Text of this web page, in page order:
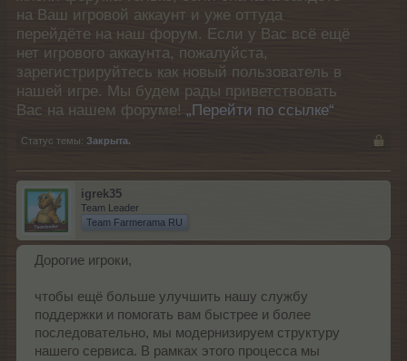
на Ваш игровой аккаунт и уже оттуда
перейдёте на наш форум. Если у Вас всё ещё
нет игрового аккаунта, пожалуйста,
зарегистрируйтесь как новый пользователь в
нашей игре. Мы будем рады приветствовать
Вас на нашем форуме! „Перейти по ссылке“
Статус темы: Закрыта.
igrek35
Team Leader
Team Farmerama RU
Дорогие игроки,
чтобы ещё больше улучшить нашу службу
поддержки и помогать вам быстрее и более
последовательно, мы модернизируем структуру
нашего сервиса. В рамках этого процесса мы